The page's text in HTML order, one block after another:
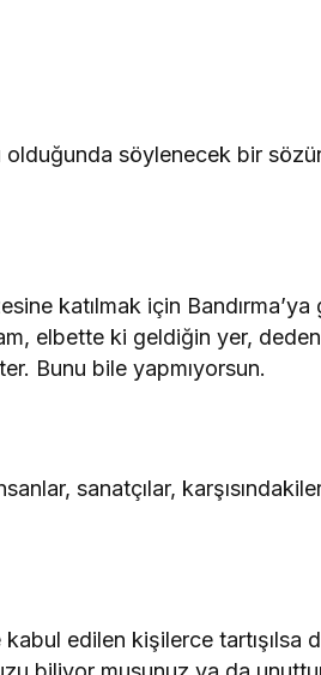
söylenecek bir
katılmak için
elbette ki geldiğin yer,
Bunu bile yapmıyorsun.
sanatçılar,
edilen kişilerce tartışılsa